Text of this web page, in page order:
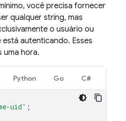
você precisa fornecer
qualquer string, mas
o usuário ou
autenticando. Esses
uma hora.
Python Go C#
uid' ;